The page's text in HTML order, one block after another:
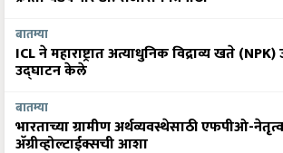
बातम्या
ICL ने महाराष्ट्रात अत्याधुनिक विद्राव्य खते
उद्घाटन केले
बातम्या
भारताच्या ग्रामीण अर्थव्यवस्थेसाठी एफपीओ-
अ‍ॅग्रीव्होल्टाईक्सची आशा